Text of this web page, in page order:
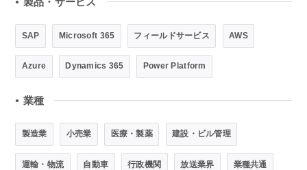
●
SAP Microsoft 365 フィールドサービス AWS
Azure Dynamics 365 Power Platform
● 業種
製造業 小売業 医療・製薬 建設・ビル管理
運輸・物流 自動車 行政機関 放送業界 業種共通